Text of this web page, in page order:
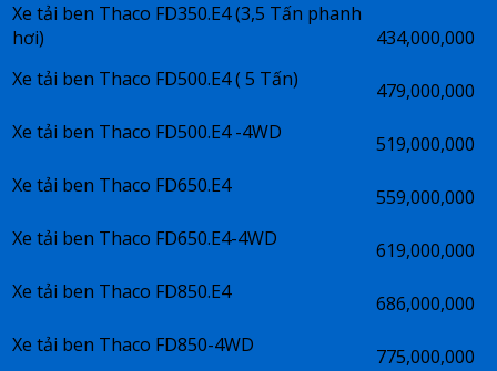
Xe tải ben Thaco FD350.E4 (3,5 Tấn phanh
hơi)
434,000,000
Xe tải ben Thaco FD500.E4 ( 5 Tấn)
479,000,000
Xe tải ben Thaco FD500.E4 -4WD
519,000,000
Xe tải ben Thaco FD650.E4
559,000,000
Xe tải ben Thaco FD650.E4-4WD
619,000,000
Xe tải ben Thaco FD850.E4
686,000,000
Xe tải ben Thaco FD850-4WD
775,000,000